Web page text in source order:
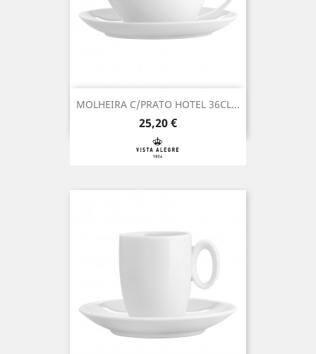
MOLHEIRA C/PRATO HOTEL 36CL...
Preço
25,20 €